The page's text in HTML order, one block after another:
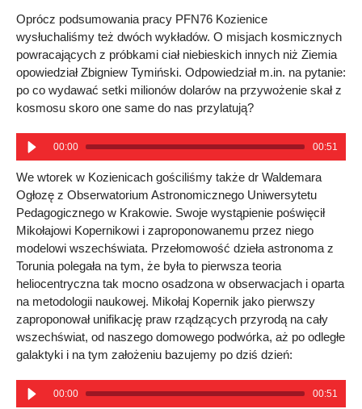
Oprócz podsumowania pracy PFN76 Kozienice
wysłuchaliśmy też dwóch wykładów. O misjach kosmicznych
powracających z próbkami ciał niebieskich innych niż Ziemia
opowiedział Zbigniew Tymiński. Odpowiedział m.in. na pytanie:
po co wydawać setki milionów dolarów na przywożenie skał z
kosmosu skoro one same do nas przylatują?
00:00 00:51
We wtorek w Kozienicach gościliśmy także dr Waldemara
Ogłozę z Obserwatorium Astronomicznego Uniwersytetu
Pedagogicznego w Krakowie. Swoje wystąpienie poświęcił
Mikołajowi Kopernikowi i zaproponowanemu przez niego
modelowi wszechświata. Przełomowość dzieła astronoma z
Torunia polegała na tym, że była to pierwsza teoria
heliocentryczna tak mocno osadzona w obserwacjach i oparta
na metodologii naukowej. Mikołaj Kopernik jako pierwszy
zaproponował unifikację praw rządzących przyrodą na cały
wszechświat, od naszego domowego podwórka, aż po odległe
galaktyki i na tym założeniu bazujemy po dziś dzień:
00:00 00:51